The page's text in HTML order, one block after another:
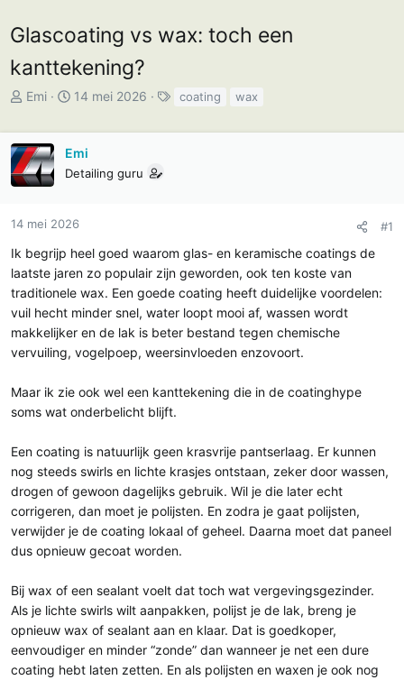
Glascoating vs wax: toch een
kanttekening?
T
p
i
c
r
t
e
r
Emi
S
a
r
t
u
m
14 mei 2026
T
g
coating wax
Emi
Detailing guru
14 mei 2026 #1
Ik begrijp heel goed waarom glas- en keramische coatings de
laatste jaren zo populair zijn geworden, ook ten koste van
traditionele wax. Een goede coating heeft duidelijke voordelen:
vuil hecht minder snel, water loopt mooi af, wassen wordt
makkelijker en de lak is beter bestand tegen chemische
vervuiling, vogelpoep, weersinvloeden enzovoort.
Maar ik zie ook wel een kanttekening die in de coatinghype
soms wat onderbelicht blijft.
Een coating is natuurlijk geen krasvrije pantserlaag. Er kunnen
nog steeds swirls en lichte krasjes ontstaan, zeker door wassen,
drogen of gewoon dagelijks gebruik. Wil je die later echt
corrigeren, dan moet je polijsten. En zodra je gaat polijsten,
verwijder je de coating lokaal of geheel. Daarna moet dat paneel
dus opnieuw gecoat worden.
Bij wax of een sealant voelt dat toch wat vergevingsgezinder.
Als je lichte swirls wilt aanpakken, polijst je de lak, breng je
opnieuw wax of sealant aan en klaar. Dat is goedkoper,
eenvoudiger en minder “zonde” dan wanneer je net een dure
coating hebt laten zetten. En als polijsten en waxen je ook nog